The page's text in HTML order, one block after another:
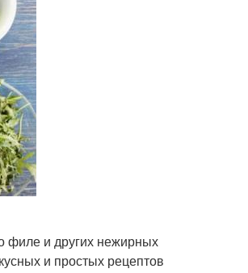
филе и других нежирных
и простых рецептов